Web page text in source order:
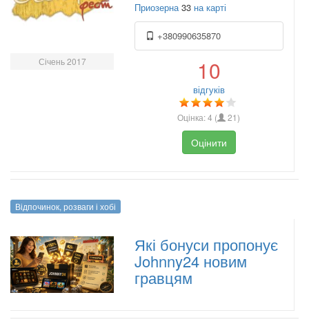
Січень 2017
Приозерна33 на карті
+380990635870
10
відгуків
Оцінка:4 ( 21)
Оцінити
Відпочинок, розваги і хобі
Які бонуси пропонує
Johnny24 новим
гравцям